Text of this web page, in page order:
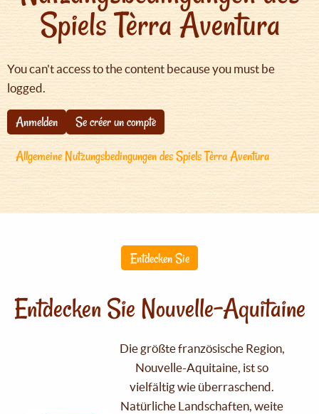
Spiels Tèrra Aventura
You can't access to the content because you must be
logged.
Anmelden
Se créer un compte
Allgemeine Nutzungsbedingungen des Spiels Tèrra Aventura
Entdecken Sie
Entdecken Sie Nouvelle-Aquitaine
Die größte französische Region,
Nouvelle-Aquitaine, ist so
vielfältig wie überraschend.
Natürliche Landschaften, weite